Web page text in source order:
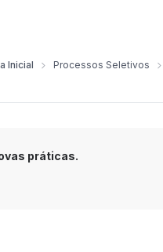
Inicial Processos Seletivos
práticas.